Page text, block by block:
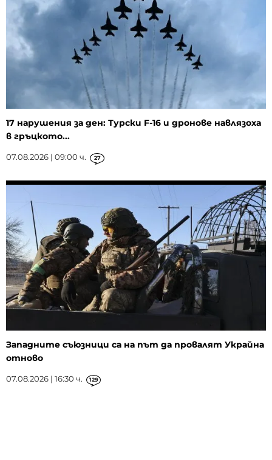
17 нарушения за ден: Турски F-16 и дронове навлязоха
в гръцкото...
07.08.2026 | 09:00 ч. 27
Западните съюзници са на път да провалят Украйна
отново
07.08.2026 | 16:30 ч. 129